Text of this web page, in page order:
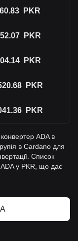
PKR
PKR
PKR
PKR
PKR
ADA в
в Cardano для
Список
у PKR, що дає